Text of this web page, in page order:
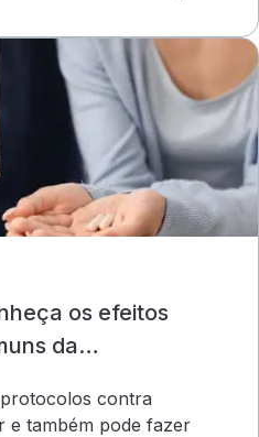
os efeitos
da
contra
e também pode fazer